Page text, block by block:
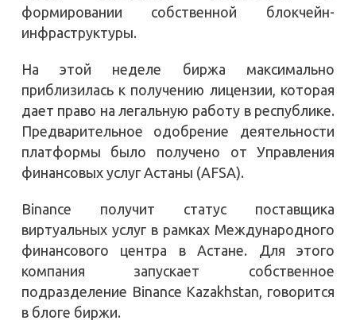
формировании собственной блокчейн-
инфраструктуры.
На этой неделе биржа максимально
приблизилась к получению лицензии, которая
дает право на легальную работу в республике.
Предварительное одобрение деятельности
платформы было получено от Управления
финансовых услуг Астаны (AFSA).
Binance получит статус поставщика
виртуальных услуг в рамках Международного
финансового центра в Астане. Для этого
компания запускает собственное
подразделение Binance Kazakhstan, говорится
в блоге биржи.